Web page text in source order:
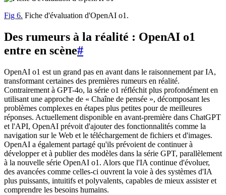
Fig 6. Fiche d'évaluation d'OpenAI o1.
Des rumeurs à la réalité : OpenAI o1
entre en scène#
OpenAI o1 est un grand pas en avant dans le raisonnement par IA,
transformant certaines des premières rumeurs en réalité.
Contrairement à GPT-4o, la série o1 réfléchit plus profondément en
utilisant une approche de « Chaîne de pensée », décomposant les
problèmes complexes en étapes plus petites pour de meilleures
réponses. Actuellement disponible en avant-première dans ChatGPT
et l'API, OpenAI prévoit d'ajouter des fonctionnalités comme la
navigation sur le Web et le téléchargement de fichiers et d'images.
OpenAI a également partagé qu'ils prévoient de continuer à
développer et à publier des modèles dans la série GPT, parallèlement
à la nouvelle série OpenAI o1. Alors que l'IA continue d'évoluer,
des avancées comme celles-ci ouvrent la voie à des systèmes d'IA
plus puissants, intuitifs et polyvalents, capables de mieux assister et
comprendre les besoins humains.